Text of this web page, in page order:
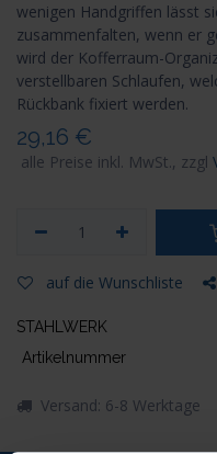
wenigen Handgriffen lässt
zusammenfalten, wenn er
wird der Kofferraum-
verstellbaren Schlaufen,
Rückbank fixiert werden.
29,16 €
alle Preise inkl. MwSt., zzgl
auf die Wunschliste
STAHLWERK
Artikelnummer
Versand: 6-8 Werktage